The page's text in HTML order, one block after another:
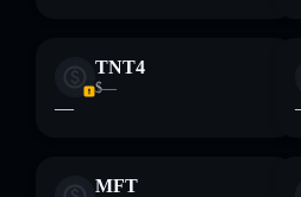
TNT4
$—
—
MFT